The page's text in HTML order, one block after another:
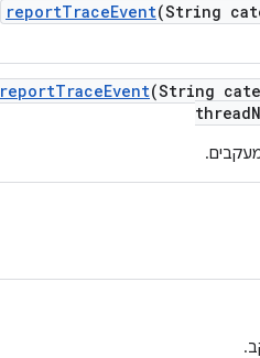
reportTraceEvent(String
reportTraceEvent(String
thread